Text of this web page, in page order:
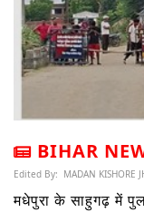
BIHAR
Edited By: MADAN KISHORE
मधेपुरा के साहुगढ़ में